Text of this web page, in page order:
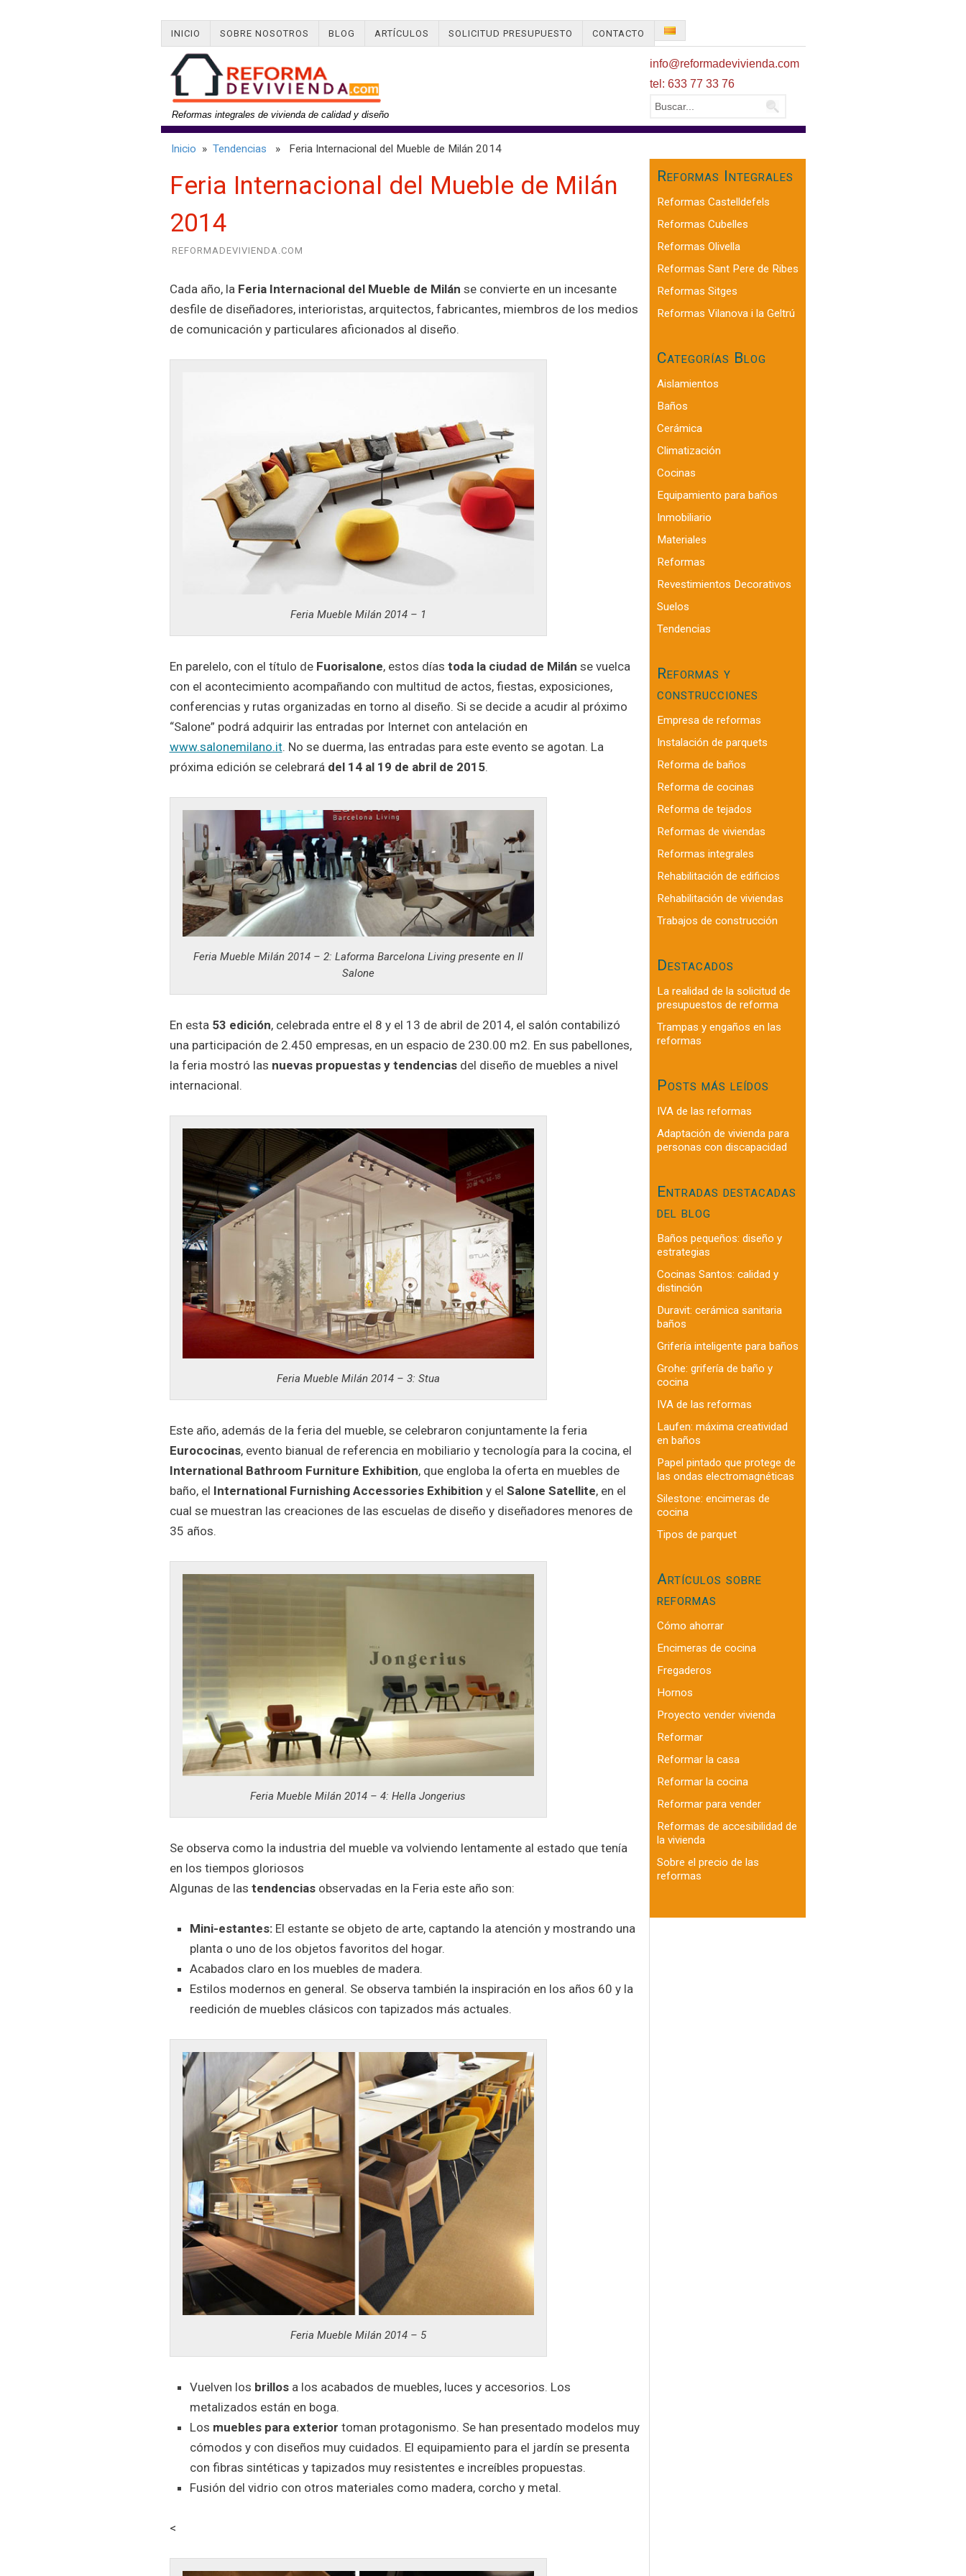
INICIO SOBRE NOSOTROS BLOG ARTÍCULOS SOLICITUD PRESUPUESTO CONTACTO
Reformas integrales de vivienda de calidad y diseño
info@reformadevivienda.com
tel: 633 77 33 76
Inicio » Tendencias » Feria Internacional del Mueble de Milán 2014
Feria Internacional del Mueble de Milán
2014
REFORMADEVIVIENDA.COM
Cada año, la Feria Internacional del Mueble de Milán se convierte en un incesante
desfile de diseñadores, interioristas, arquitectos, fabricantes, miembros de los medios
de comunicación y particulares aficionados al diseño.
Feria Mueble Milán 2014 – 1
En parelelo, con el título de Fuorisalone, estos días toda la ciudad de Milán se vuelca
con el acontecimiento acompañando con multitud de actos, fiestas, exposiciones,
conferencias y rutas organizadas en torno al diseño. Si se decide a acudir al próximo
“Salone” podrá adquirir las entradas por Internet con antelación en
www.salonemilano.it. No se duerma, las entradas para este evento se agotan. La
próxima edición se celebrará del 14 al 19 de abril de 2015.
Feria Mueble Milán 2014 – 2: Laforma Barcelona Living presente en Il
Salone
En esta 53 edición, celebrada entre el 8 y el 13 de abril de 2014, el salón contabilizó
una participación de 2.450 empresas, en un espacio de 230.00 m2. En sus pabellones,
la feria mostró las nuevas propuestas y tendenciasdel diseño de muebles a nivel
internacional.
Feria Mueble Milán 2014 – 3: Stua
Este año, además de la feria del mueble, se celebraron conjuntamente la feria
Eurococinas, evento bianual de referencia en mobiliario y tecnología para la cocina, el
International Bathroom Furniture Exhibition, que engloba la oferta en muebles de
baño, el International Furnishing Accessories Exhibition y el Salone Satellite, en el
cual se muestran las creaciones de las escuelas de diseño y diseñadores menores de
35 años.
Feria Mueble Milán 2014 – 4: Hella Jongerius
Se observa como la industria del mueble va volviendo lentamente al estado que tenía
en los tiempos gloriosos
Algunas de las tendenciasobservadas en la Feria este año son:
Mini-estantes:El estante se objeto de arte, captando la atención y mostrando una
planta o uno de los objetos favoritos del hogar.
Acabados claro en los muebles de madera.
Estilos modernos en general. Se observa también la inspiración en los años 60 y la
reedición de muebles clásicos con tapizados más actuales.
Feria Mueble Milán 2014 – 5
Vuelven los brillosa los acabados de muebles, luces y accesorios. Los
metalizados están en boga.
Los muebles para exterior toman protagonismo. Se han presentado modelos muy
cómodos y con diseños muy cuidados. El equipamiento para el jardín se presenta
con fibras sintéticas y tapizados muy resistentes e increíbles propuestas.
Fusión del vidrio con otros materiales como madera, corcho y metal.
<
Reformas Integrales
Reformas Castelldefels
Reformas Cubelles
Reformas Olivella
Reformas Sant Pere de Ribes
Reformas Sitges
Reformas Vilanova i la Geltrú
Categorías Blog
Aislamientos
Baños
Cerámica
Climatización
Cocinas
Equipamiento para baños
Inmobiliario
Materiales
Reformas
Revestimientos Decorativos
Suelos
Tendencias
Reformas y
construcciones
Empresa de reformas
Instalación de parquets
Reforma de baños
Reforma de cocinas
Reforma de tejados
Reformas de viviendas
Reformas integrales
Rehabilitación de edificios
Rehabilitación de viviendas
Trabajos de construcción
Destacados
La realidad de la solicitud de
presupuestos de reforma
Trampas y engaños en las
reformas
Posts más leídos
IVA de las reformas
Adaptación de vivienda para
personas con discapacidad
Entradas destacadas
del blog
Baños pequeños: diseño y
estrategias
Cocinas Santos: calidad y
distinción
Duravit: cerámica sanitaria
baños
Grifería inteligente para baños
Grohe: grifería de baño y
cocina
IVA de las reformas
Laufen: máxima creatividad
en baños
Papel pintado que protege de
las ondas electromagnéticas
Silestone: encimeras de
cocina
Tipos de parquet
Artículos sobre
reformas
Cómo ahorrar
Encimeras de cocina
Fregaderos
Hornos
Proyecto vender vivienda
Reformar
Reformar la casa
Reformar la cocina
Reformar para vender
Reformas de accesibilidad de
la vivienda
Sobre el precio de las
reformas